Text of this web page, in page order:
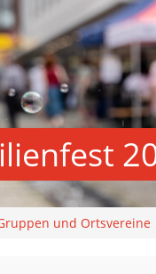
und Ortsvereine